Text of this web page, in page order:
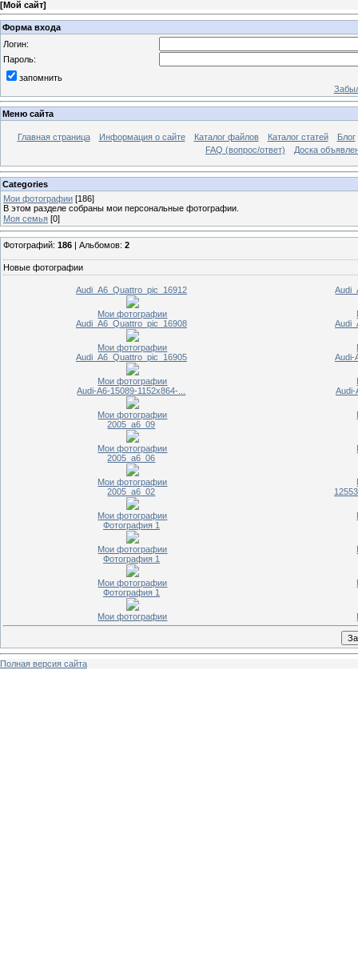
[Мой сайт]
Форма входа
Логин:
Пароль:
запомнить
Меню сайта
Главная страница Информация о сайте Каталог файлов Каталог статей
Блог
FAQ (вопрос/ответ)
Доска
Categories
Мои фотографии [186]
В этом разделе собраны мои персональные фотографии.
Моя семья [0]
Фотографий: 186 | Альбомов: 2
Новые фотографии
Audi_A6_Quattro_pic_16912
Мои фотографии
Audi_A6_Quattro_pic_16908
Мои фотографии
Audi_A6_Quattro_pic_16905
Мои фотографии
Audi-
Audi-A6-15089-1152x864-...
Мои фотографии
Audi-
2005_a6_09
Мои фотографии
2005_a6_06
Мои фотографии
2005_a6_02
Мои фотографии
Фотография 1
Мои фотографии
Фотография 1
Мои фотографии
Фотография 1
Мои фотографии
Полная версия сайта